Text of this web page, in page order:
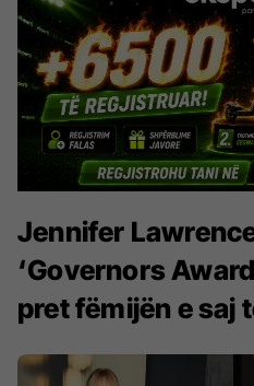
Jennifer
‘Governors
pret fëmijën e saj